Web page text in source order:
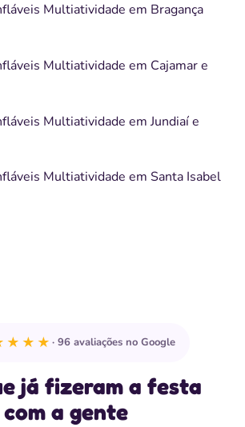
Multiatividade em Bragança
Multiatividade em Cajamar e
Multiatividade em Jundiaí e
Multiatividade em Santa Isabel
96 avaliações no Google
já fizeram a festa
com a gente